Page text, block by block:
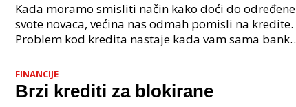
Kada moramo smisliti način kako doći do određene
svote novaca, većina nas odmah pomisli na kredite.
Problem kod kredita nastaje kada vam sama banka
FINANCIJE
Brzi krediti za blokirane